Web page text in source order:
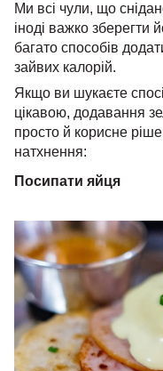
Ми всі чули, що
іноді важко зберегти
багато способів
зайвих калорій.
Якщо ви шукаєте
цікавою, додавання
просто й корисне
натхнення:
Посипати яйця